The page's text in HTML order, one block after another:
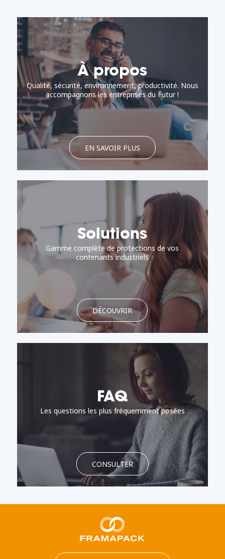
À propos
Qualité, sécurité, environnement, productivité. Nous
accompagnons les entreprises du Futur !
EN SAVOIR PLUS
Solutions
Gamme complète de protections de vos
contenants industriels
DÉCOUVRIR
FAQ
Les questions les plus fréquemment posées
CONSULTER